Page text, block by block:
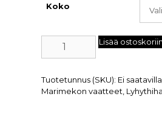
Koko
Lisää
Tuotetunnus (SKU): Ei
Marimekon vaatteet